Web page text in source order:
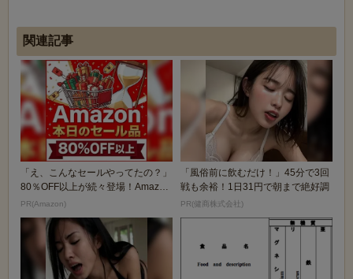
関連記事
「え、こんなセールやってたの？」
80％OFF以上が続々登場！Amazon
の本気が...
PR(Amazon)
「風俗前に飲むだけ！」45分で3回
戦も余裕！1日31円で朝まで絶好調
PR(健商株式会社)